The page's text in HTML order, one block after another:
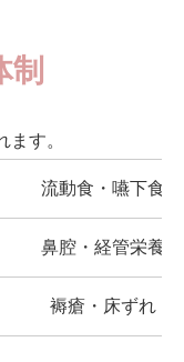
制
す。
流動食・嚥下食
鼻腔・経管栄養
褥瘡・床ずれ